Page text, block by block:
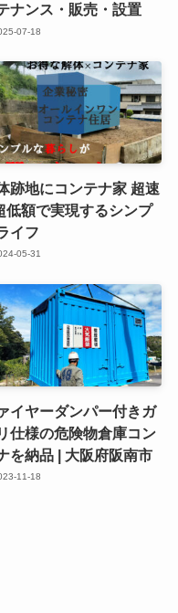
ナンス・販売・設置
07-18
跡地にコンテナ家 超速
低額で実現するシンプ
イフ
05-31
イヤーダンパー付きガ
仕様の危険物倉庫コン
を納品 | 大阪府阪南市
11-18